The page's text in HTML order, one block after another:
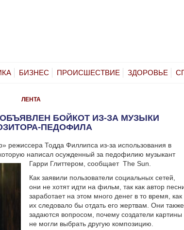
БИЗНЕС ПРОИСШЕСТВИЕ ЗДОРОВЬЕ
ЛЕНТА
БОЙКОТ ИЗ-ЗА МУЗЫКИ
ПЕДОФИЛА
режиссера Тодда Филлипса из-за использования в
написал осужденный за педофилию музыкант
Гарри Глиттером, сообщает The Sun.
Как заявили пользователи социальных сетей,
они не хотят идти на фильм, так как автор
заработает на этом много денег в то время, как
их следовало бы отдать его жертвам. Они также
задаются вопросом, почему создатели картины
не могли выбрать другую композицию.